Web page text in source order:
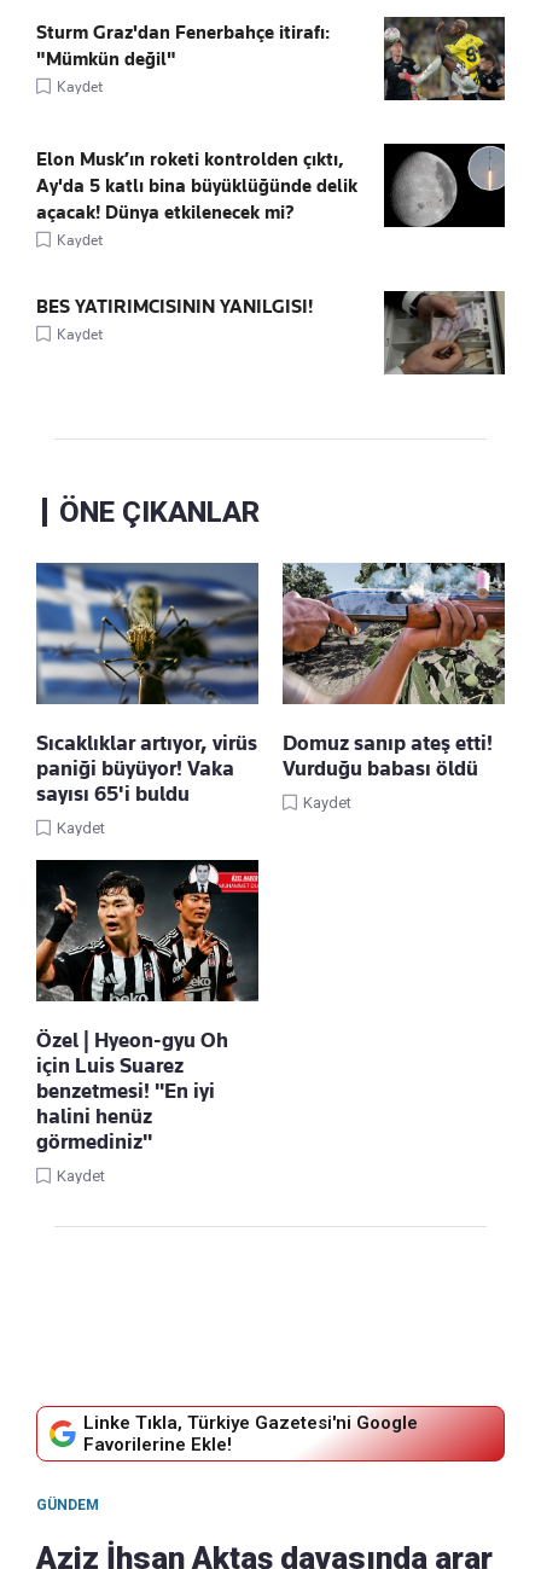
Sturm Graz'dan Fenerbahçe itirafı:
"Mümkün değil"
Kaydet
Elon Musk’ın roketi kontrolden çıktı,
Ay'da 5 katlı bina büyüklüğünde delik
açacak! Dünya etkilenecek mi?
Kaydet
BES YATIRIMCISININ YANILGISI!
Kaydet
ÖNE ÇIKANLAR
Sıcaklıklar artıyor, virüs
paniği büyüyor! Vaka
sayısı 65'i buldu
Kaydet
Domuz sanıp ateş etti!
Vurduğu babası öldü
Kaydet
Özel | Hyeon-gyu Oh
için Luis Suarez
benzetmesi! "En iyi
halini henüz
görmediniz"
Kaydet
Linke Tıkla, Türkiye Gazetesi'ni Google
Favorilerine Ekle!
GÜNDEM
Aziz İhsan Aktaş davasında arar